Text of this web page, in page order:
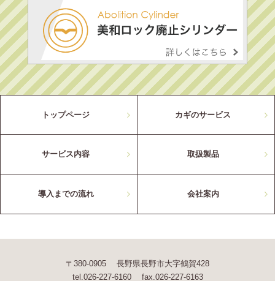
トップページ カギのサービス
サービス内容 取扱製品
導入までの流れ 会社案内
〒380-0905 長野県長野市大字鶴賀428
tel.026-227-6160 fax.026-227-6163